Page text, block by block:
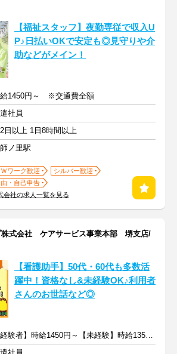
【福祉スタッフ】夜勤専従で収入U
P♪日払いOKで安定も◎見守りや介
助などがメイン！
1450円～ ※交通費全額
社員
日以上 1日8時間以上
ノ里駅
ワーク歓迎
シルバー歓迎
・自己申告
会社の求人一覧を見る
株式会社 ケアサービス事業本部 堺支店/
【看護助手】50代・60代も多数活
躍中！資格なし&未経験OK♪利用者
さんのお世話など◎
【経験者】時給1450円～【未経験】時給1350円～ ※交通費全額